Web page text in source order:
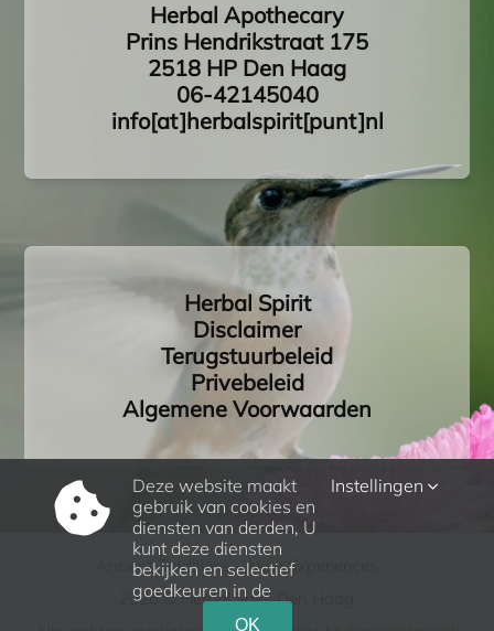
Herbal Apothecary
Prins Hendrikstraat 175
2518 HP Den Haag
06-42145040
info[at]herbalspirit[punt]nl
Herbal Spirit
Disclaimer
Terugstuurbeleid
Privebeleid
Algemene Voorwaarden
Ancient Traditions – New Experiences
2026 © Herbal Spirit Den Haag
Deze website maakt
gebruik van cookies en
diensten van derden, U
kunt deze diensten
bekijken en selectief
goedkeuren in de
Instellingen
OK